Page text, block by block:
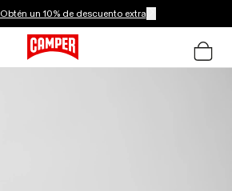
Obtén un 10% de descuento extra